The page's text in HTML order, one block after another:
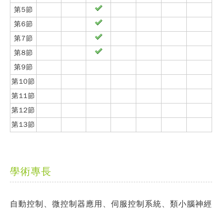
第5節
第6節
第7節
第8節
第9節
第10節
第11節
第12節
第13節
學術專長
自動控制、微控制器應用、伺服控制系統、類小腦神經